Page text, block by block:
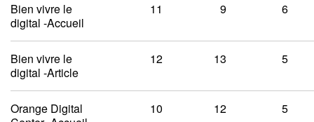
Bien vivre le
digital -Accueil
11 9 6
Bien vivre le
digital -Article
12 13 5
Orange Digital
10 12 5